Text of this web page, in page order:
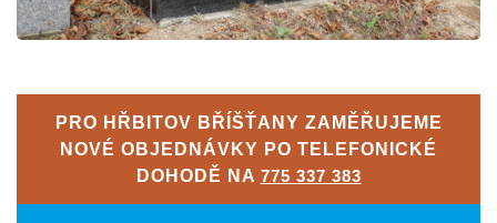
PRO HŘBITOV BŘÍŠŤANY ZAMĚŘUJEME
NOVÉ OBJEDNÁVKY PO TELEFONICKÉ
DOHODĚ NA 775 337 383